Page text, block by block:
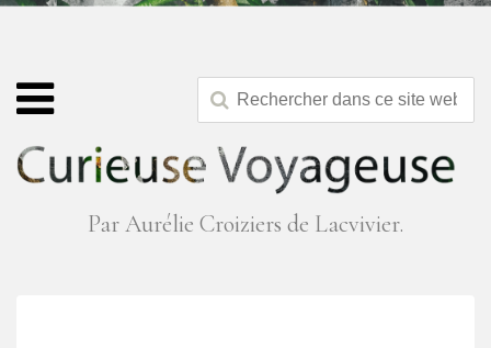
Par Aurélie Croiziers de Lacvivier.